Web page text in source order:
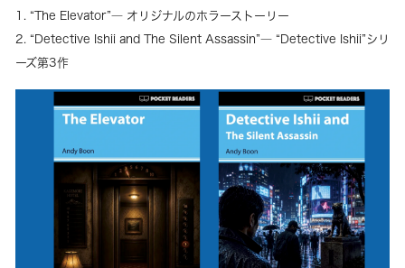
1. “The Elevator”― オリジナルのホラーストーリー
2. “Detective Ishii and The Silent Assassin”― “Detective Ishii”シリ
ーズ第3作